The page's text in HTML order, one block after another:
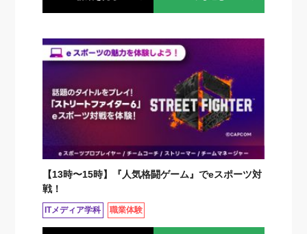
【13時〜15時】『人気格闘ゲーム』でeスポーツ対
戦！
ITメディア学科 職業体験